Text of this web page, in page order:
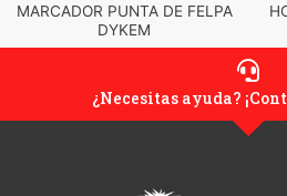
MARCADOR PUNTA DE FELPA
DYKEM
¿Necesitas ayuda?